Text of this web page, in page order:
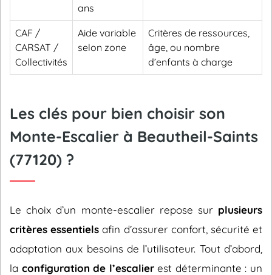
ans
CAF /
CARSAT /
Collectivités
Aide variable
selon zone
Critères de ressources,
âge, ou nombre
d’enfants à charge
Les clés pour bien choisir son
Monte-Escalier à Beautheil-Saints
(77120) ?
Le choix d’un monte-escalier repose sur plusieurs
critères essentiels afin d’assurer confort, sécurité et
adaptation aux besoins de l’utilisateur. Tout d’abord,
la configuration de l’escalierest déterminante : un